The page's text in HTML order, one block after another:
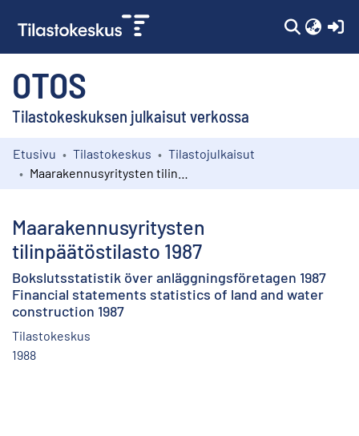
OTOS
Tilastokeskuksen julkaisut verkossa
Kokoelmat
Etusivu Tilastokeskus
Tilastojulkaisut
Maarakennusyritysten
tilinpäätöstilasto 1987
Bokslutsstatistik över anläggningsföretagen 1987
Financial statements statistics of land and water
construction 1987
Tilastokeskus
1988